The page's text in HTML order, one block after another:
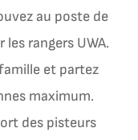
au poste de
rangers UWA.
et partez
maximum.
des pisteurs